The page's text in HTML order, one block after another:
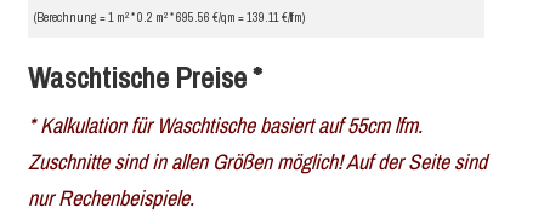
(Berechnung = 1 m2* 0.2 m2* 695.56 €/qm = 139.11 €/lfm)
Waschtische Preise *
* Kalkulation für Waschtische basiert auf 55cm lfm.
Zuschnitte sind in allen Größen möglich! Auf der Seite sind
nur Rechenbeispiele.